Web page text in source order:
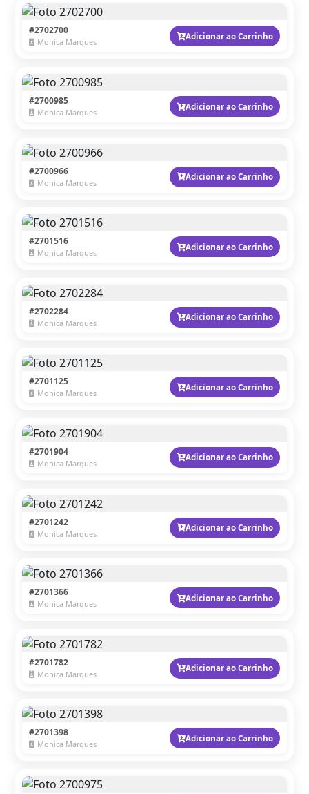
#2702700
Monica Marques
Adicionar ao Carrinho
#2700985
Monica Marques
Adicionar ao Carrinho
#2700966
Monica Marques
Adicionar ao Carrinho
#2701516
Monica Marques
Adicionar ao Carrinho
#2702284
Monica Marques
Adicionar ao Carrinho
#2701125
Monica Marques
Adicionar ao Carrinho
#2701904
Monica Marques
Adicionar ao Carrinho
#2701242
Monica Marques
Adicionar ao Carrinho
#2701366
Monica Marques
Adicionar ao Carrinho
#2701782
Monica Marques
Adicionar ao Carrinho
#2701398
Monica Marques
Adicionar ao Carrinho